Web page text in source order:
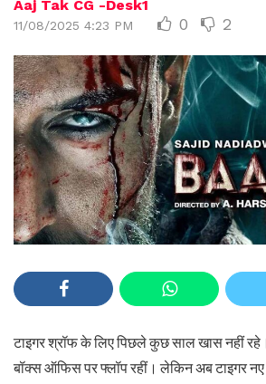
Aaj Tak CG -Desk1
11/08/2025 4:23 PM 0 2
टाइगर श्रॉफ के लिए पिछले कुछ साल खास नहीं
बॉक्स ऑफिस पर फ्लॉप रहीं। लेकिन अब टाइगर नए